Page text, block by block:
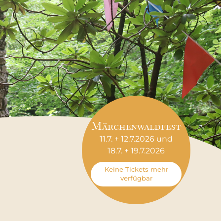
Märchenwaldfest
11.7. + 12.7.2026 und
18.7. + 19.7.2026
Keine Tickets mehr
verfügbar